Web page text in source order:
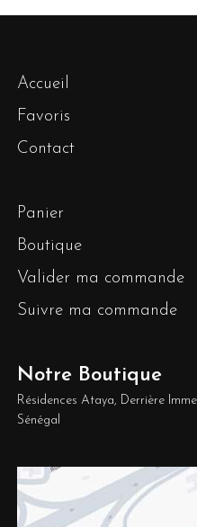
Accueil
Favoris
Contact
Panier
Boutique
Valider ma commande
Suivre ma commande
Notre Boutique
Résidences Ataya, Derrière
Sénégal